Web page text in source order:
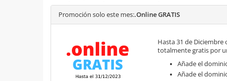
Promoción solo este mes:.Online GRATIS
Hasta 31 de
totalmente gratis por
Añade el
Añade el